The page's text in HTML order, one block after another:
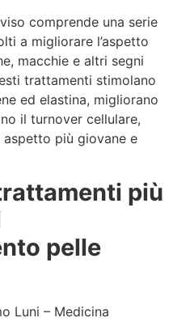
comprende una serie
a migliorare l’aspetto
macchie e altri segni
trattamenti stimolano
ed elastina, migliorano
il turnover cellulare,
più giovane e
più
pelle
Luni – Medicina